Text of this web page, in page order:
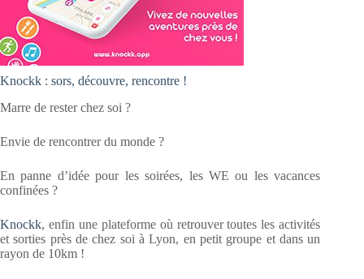
Knockk : sors, découvre, rencontre !
Marre de rester chez soi ?
Envie de rencontrer du monde ?
En panne d’idée pour les soirées, les WE ou les vacances
confinées ?
Knockk, enfin une plateforme où retrouver toutes les activités
et sorties près de chez soi à Lyon, en petit groupe et dans un
rayon de 10km !